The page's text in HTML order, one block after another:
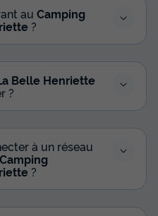
au Camping
?
Belle Henriette
?
à un réseau
Camping
?